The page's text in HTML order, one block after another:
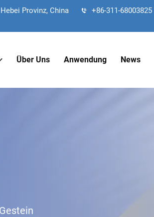
Provinz, China
+86-311-68003825
Über Uns Anwendung News